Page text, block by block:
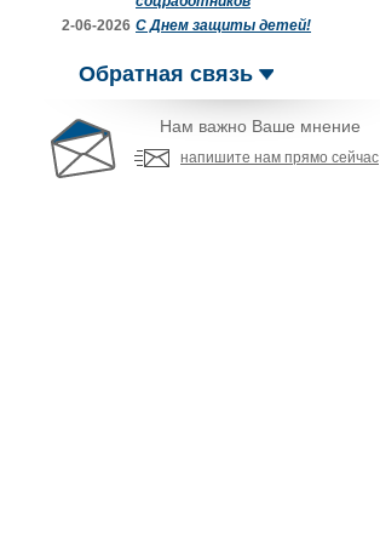
2-06-2026 С Днем защиты детей!
Обратная связь
Нам важно Ваше мнение
напишите нам прямо сейчас